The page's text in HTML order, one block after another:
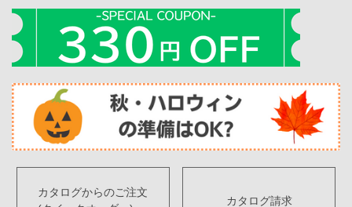
カタログからのご注文
カタログ請求